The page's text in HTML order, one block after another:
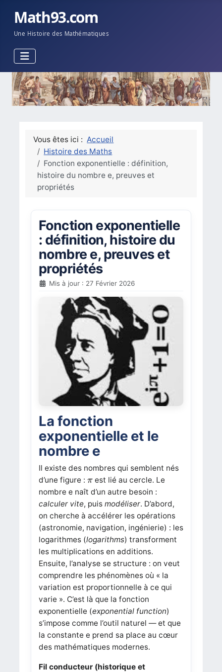
Math93.com
Une Histoire des Mathématiques
Vous êtes ici : Accueil
Histoire des Maths
Fonction exponentielle : définition,
histoire du nombre e, preuves et
propriétés
Fonction exponentielle
: définition, histoire du
nombre e, preuves et
propriétés
Mis à jour : 27 Février 2026
La fonction
exponentielle et le
nombre e
Il existe des nombres qui semblent nés
d’une figure : π
πest lié au cercle. Le
nombre e naît d’un autre besoin :
calculer vite, puis modéliser. D’abord,
on cherche à accélérer les opérations
(astronomie, navigation, ingénierie) : les
logarithmes (logarithms) transforment
les multiplications en additions.
Ensuite, l’analyse se structure : on veut
comprendre les phénomènes où « la
variation est proportionnelle à ce qui
varie ». C’est là que la fonction
exponentielle (exponential function)
s’impose comme l’outil naturel — et que
la constante e prend sa place au cœur
des mathématiques modernes.
Fil conducteur (historique et